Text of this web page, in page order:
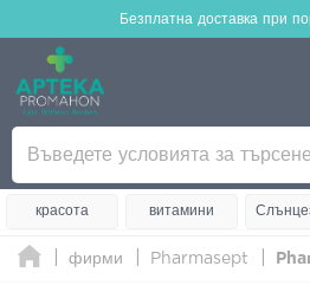
Безплатна доставка при
красота витамини
фирми Pharmasept